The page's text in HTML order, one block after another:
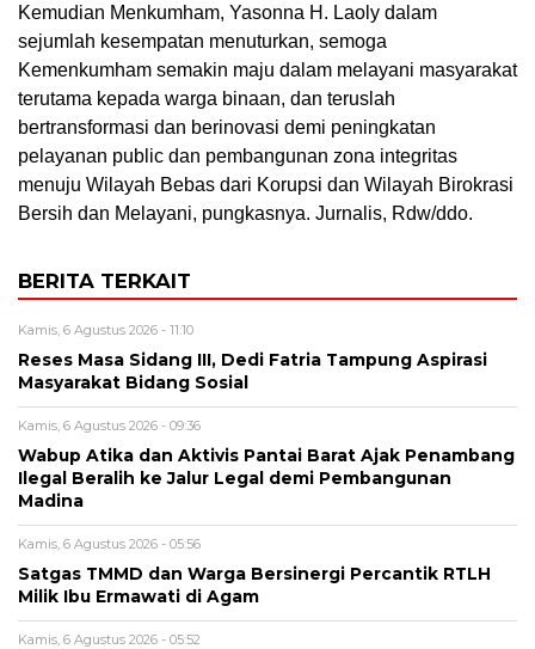
Kemudian Menkumham, Yasonna H. Laoly dalam
sejumlah kesempatan menuturkan, semoga
Kemenkumham semakin maju dalam melayani masyarakat
terutama kepada warga binaan, dan teruslah
bertransformasi dan berinovasi demi peningkatan
pelayanan public dan pembangunan zona integritas
menuju Wilayah Bebas dari Korupsi dan Wilayah Birokrasi
Bersih dan Melayani, pungkasnya. Jurnalis, Rdw/ddo.
BERITA TERKAIT
Kamis, 6 Agustus 2026 - 11:10
Reses Masa Sidang III, Dedi Fatria Tampung Aspirasi
Masyarakat Bidang Sosial
Kamis, 6 Agustus 2026 - 09:36
Wabup Atika dan Aktivis Pantai Barat Ajak Penambang
Ilegal Beralih ke Jalur Legal demi Pembangunan
Madina
Kamis, 6 Agustus 2026 - 05:56
Satgas TMMD dan Warga Bersinergi Percantik RTLH
Milik Ibu Ermawati di Agam
Kamis, 6 Agustus 2026 - 05:52